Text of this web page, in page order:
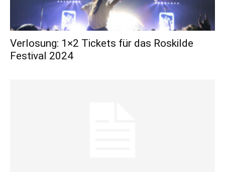
Verlosung: 1×2 Tickets für das Roskilde
Festival 2024